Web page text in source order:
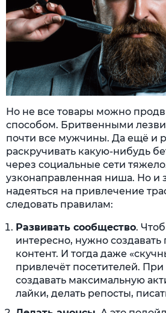
Но не все товары можно
способом. Бритвенными
почти все мужчины. Да ещё и
раскручивать какую-нибудь
через социальные сети
узконаправленная ниша. Но и
надеяться на привлечение
следовать правилам:
Развивать сообщество.
интересно, нужно
контент. И тогда даже
привлечёт посетителей.
создавать максимальную
лайки, делать репосты,